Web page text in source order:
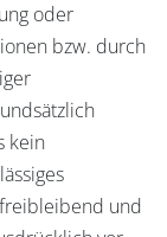
oder
bzw. durch
kein
und